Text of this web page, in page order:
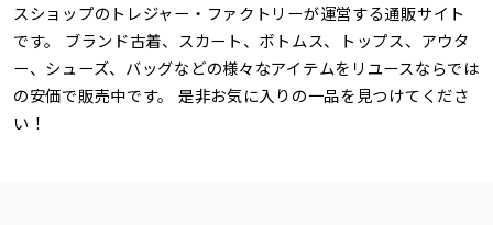
スショップのトレジャー・ファクトリーが運営する通販サイト
です。 ブランド古着、スカート、ボトムス、トップス、アウタ
ー、シューズ、バッグなどの様々なアイテムをリユースならでは
の安価で販売中です。 是非お気に入りの一品を見つけてくださ
い！